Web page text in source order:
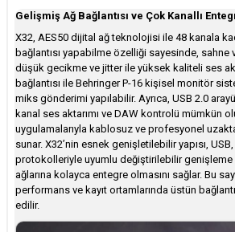
Gelişmiş Ağ Bağlantısı ve Çok Kanallı
X32, AES50 dijital ağ teknolojisi ile 48 kanala
bağlantısı yapabilme özelliği sayesinde, sahne
düşük gecikme ve jitter ile yüksek kaliteli ses
bağlantısı ile Behringer P-16 kişisel monitör
miks gönderimi yapılabilir. Ayrıca, USB 2.0
kanal ses aktarımı ve DAW kontrolü mümkün
uygulamalarıyla kablosuz ve profesyonel
sunar. X32’nin esnek genişletilebilir yapısı,
protokolleriyle uyumlu değiştirilebilir genişleme
ağlarına kolayca entegre olmasını sağlar. Bu
performans ve kayıt ortamlarında üstün
edilir.